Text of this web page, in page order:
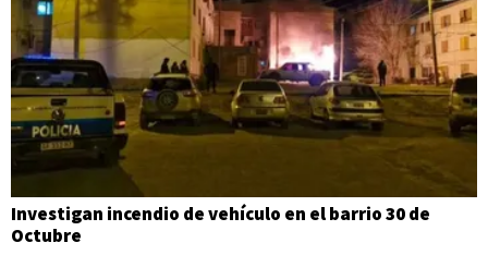
Investigan incendio de vehículo en el barrio 30 de
Octubre